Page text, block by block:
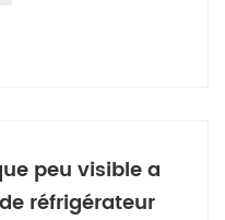
peu visible a
réfrigérateur